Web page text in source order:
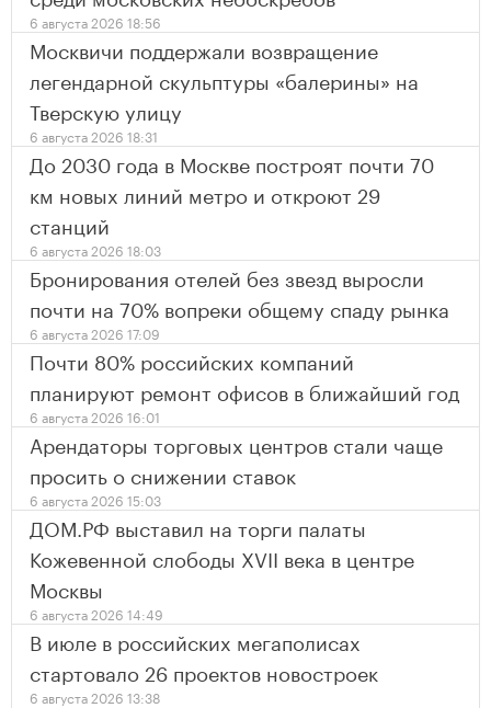
6 августа 2026 18:56
Москвичи поддержали возвращение
легендарной скульптуры «балерины» на
Тверскую улицу
6 августа 2026 18:31
До 2030 года в Москве построят почти 70
км новых линий метро и откроют 29
станций
6 августа 2026 18:03
Бронирования отелей без звезд выросли
почти на 70% вопреки общему спаду рынка
6 августа 2026 17:09
Почти 80% российских компаний
планируют ремонт офисов в ближайший год
6 августа 2026 16:01
Арендаторы торговых центров стали чаще
просить о снижении ставок
6 августа 2026 15:03
ДОМ.РФ выставил на торги палаты
Кожевенной слободы XVII века в центре
Москвы
6 августа 2026 14:49
В июле в российских мегаполисах
стартовало 26 проектов новостроек
6 августа 2026 13:38